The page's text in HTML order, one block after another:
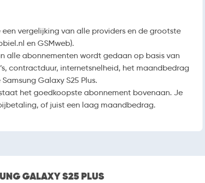
vergelijking van alle providers en de grootste
en GSMweb).
alle abonnementen wordt gedaan op basis van
contractduur, internetsnelheid, het maandbedrag
Galaxy S25 Plus.
het goedkoopste abonnement bovenaan. Je
of juist een laag maandbedrag.
GALAXY S25 PLUS